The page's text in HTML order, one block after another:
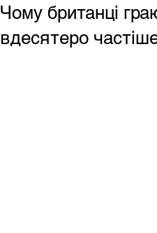
Чому британці
вдесятеро